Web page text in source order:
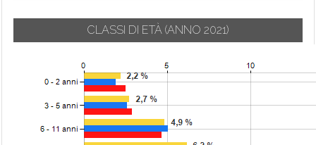
CLASSI DI ETÀ (ANNO 2021)